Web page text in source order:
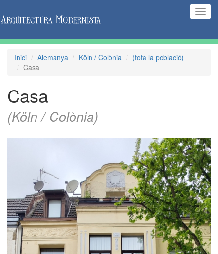
Inici Alemanya Köln / Colònia
(tota la població)
Casa
Casa
(Köln / Colònia)